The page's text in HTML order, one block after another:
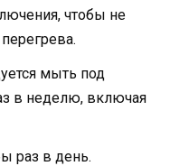
чтобы не
мыть под
в неделю, включая
раз в день.